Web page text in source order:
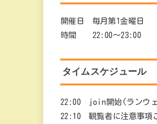
開催日 毎月第1金曜日
時間 22:00～23:00
タイムスケジュール
22:00 join開始(ランウェ
22:10 観覧者に注意事項